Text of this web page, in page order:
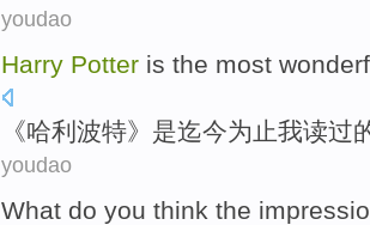
youdao
Harry Potter is the most
《哈利 波特》 是迄今为止我读过
youdao
What do you think the